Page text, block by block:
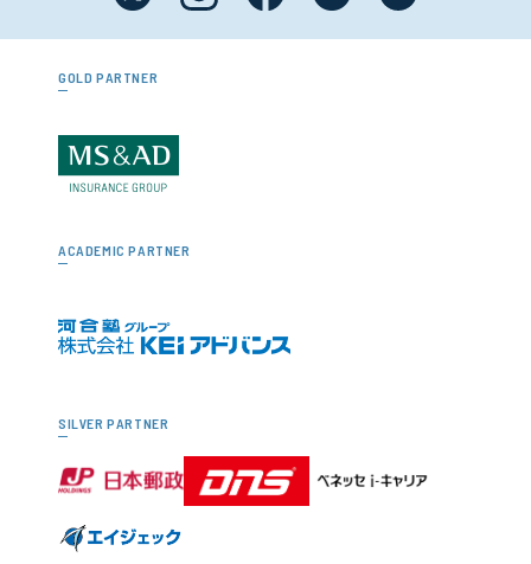
GOLD PARTNER
ACADEMIC PARTNER
SILVER PARTNER